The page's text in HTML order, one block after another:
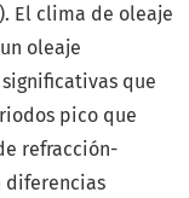
El clima de oleaje
oleaje
significativas que
pico que
refracción-
diferencias